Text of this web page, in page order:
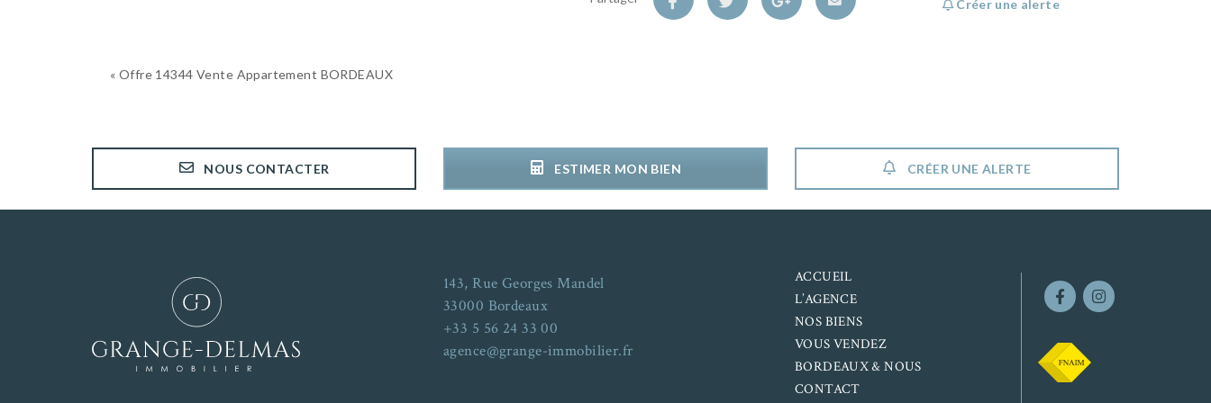
« Offre 14344 Vente Appartement BORDEAUX
Créer une alerte
NOUS CONTACTER ESTIMER MON BIEN CRÉER UNE ALERTE
143, Rue Georges Mandel
33000 Bordeaux
+33 5 56 24 33 00
agence@grange-immobilier.fr
ACCUEIL
L’AGENCE
NOS BIENS
VOUS VENDEZ
BORDEAUX & NOUS
CONTACT